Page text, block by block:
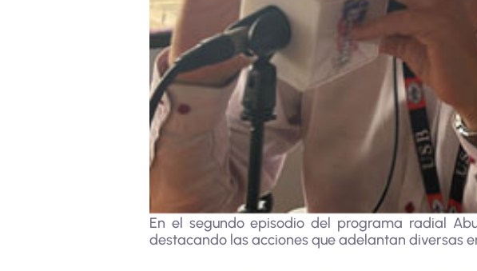
En el segundo episodio del programa radial
destacando las acciones que adelantan diversas